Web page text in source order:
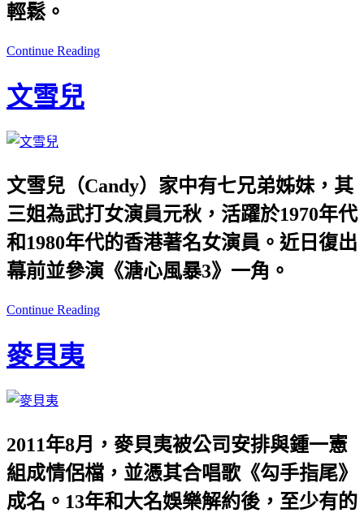
輕鬆。
Continue Reading
文雪兒
文雪兒（Candy）家中有七兄弟姊妹，其
三姐為武打女演員元秋，活躍於1970年代
和1980年代的香港著名女演員。近日復出
幕前並參演《溏心風暴3》一角。
Continue Reading
麥貝夷
2011年8月，麥貝夷被公司安排與鍾一憲
組成情侶檔，並憑其合唱歌《勾手指尾》
成名。13年和大名娛樂解約後，至少有的